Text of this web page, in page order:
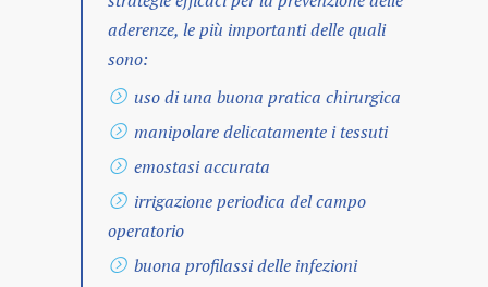
aderenze, le più importanti delle quali
sono:
uso di una buona pratica chirurgica
manipolare delicatamente i tessuti
emostasi accurata
irrigazione periodica del campo
operatorio
buona profilassi delle infezioni